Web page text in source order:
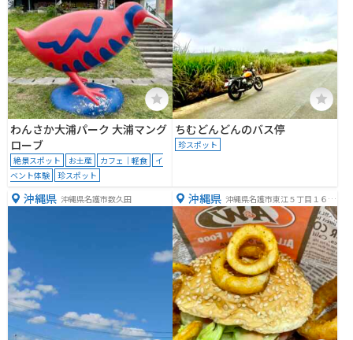
わんさか大浦パーク 大浦マング
ローブ
絶景スポット お土産 カフェ｜軽食
イ
ベント体験
珍スポット
ちむどんどんのバス停
珍スポット
沖縄県 沖縄県名護市数久田 沖縄県 沖縄県名護市東江５丁目１６
−１２